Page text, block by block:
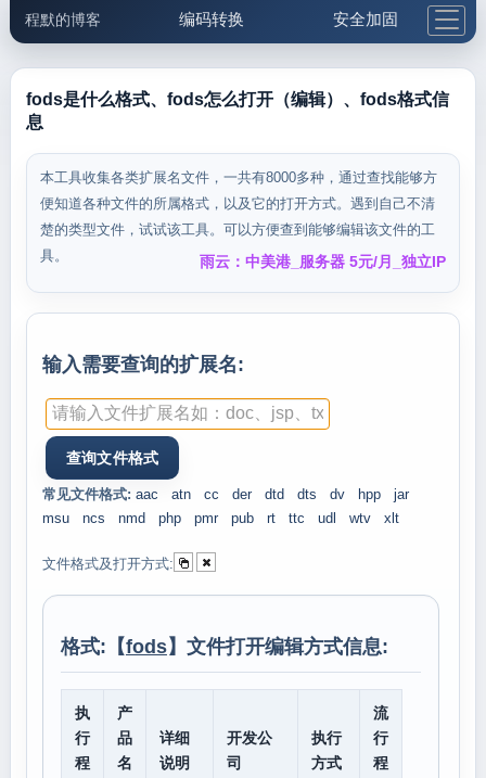
程默的博客 编码转换 安全加固
邮件工具 生活便民 更多工具
fods是什么格式、fods怎么打开（编辑）、fods格式信
息
本工具收集各类扩展名文件，一共有8000多种，通过查找能够方
便知道各种文件的所属格式，以及它的打开方式。遇到自己不清
楚的类型文件，试试该工具。可以方便查到能够编辑该文件的工
具。
雨云：中美港_服务器 5元/月_独立IP
输入需要查询的扩展名:
常见文件格式: aac atn cc der dtd dts dv hpp
jar
msu
ncs nmd php pmr pub rt ttc udl wtv xlt
文件格式及打开方式:
格式:【fods】文件打开编辑方式信息:
执
行
程
产
品
名
详细
说明
开发公
司
执行
方式
流
行
程